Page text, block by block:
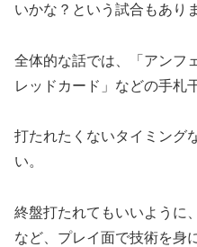
いかな？という試合もあり
全体的な話では、「アンフ
レッドカード」などの手札
打たれたくないタイミング
い。
終盤打たれてもいいように
など、プレイ面で技術を身